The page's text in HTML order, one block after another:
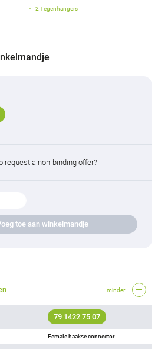
2 Tegenhangers
request a non-binding offer?
toe aan winkelmandje
minder
79 1422 75 07
Female haakse connector